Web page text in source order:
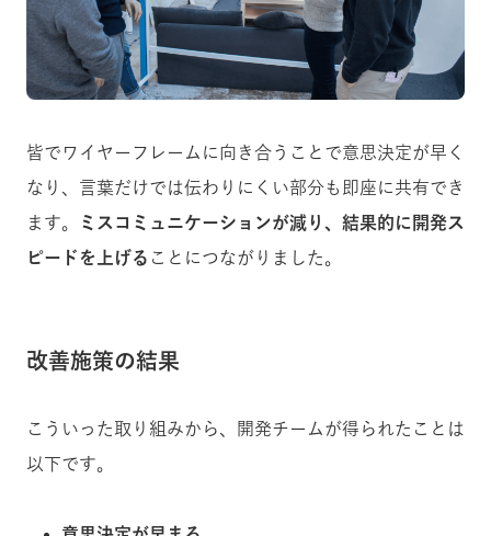
皆でワイヤーフレームに向き合うことで意思決定が早く
なり、言葉だけでは伝わりにくい部分も即座に共有でき
ます。
ミスコミュニケーションが減り、結果的に開発ス
ピードを上げる ことにつながりました。
改善施策の結果
こういった取り組みから、開発チームが得られたことは
以下です。